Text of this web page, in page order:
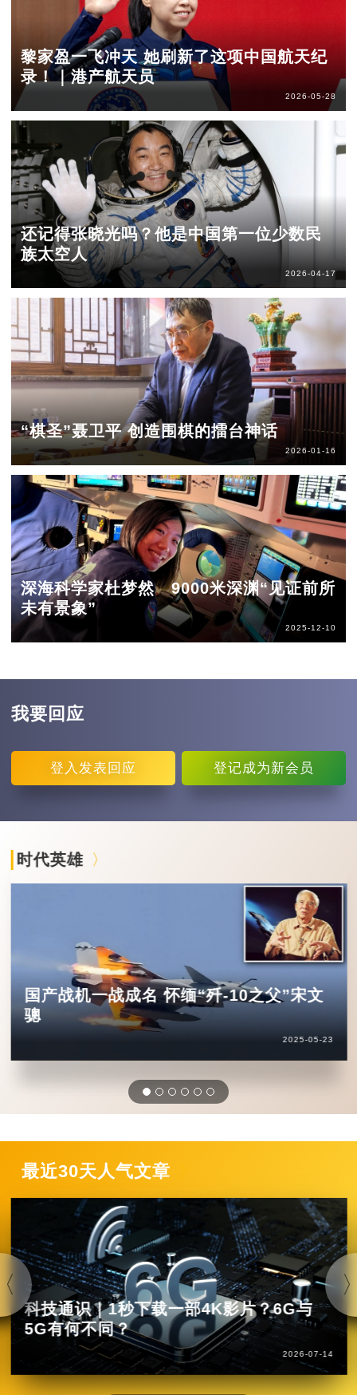
黎家盈一飞冲天 她刷新了这项中国航天纪
录！｜港产航天员
2026-05-28
还记得张晓光吗？他是中国第一位少数民
族太空人
2026-04-17
“棋圣”聂卫平 创造围棋的擂台神话
2026-01-16
深海科学家杜梦然 9000米深渊“见证前所
未有景象”
2025-12-10
我要回应
登入 发表回应 登记成为新会员
时代英雄
国产战机一战成名 怀缅“歼-10之父”宋文
骢
2025-05-23
最近30天人气文章
科技通识｜1秒下载一部4K影片？6G与
5G有何不同？
2026-07-14